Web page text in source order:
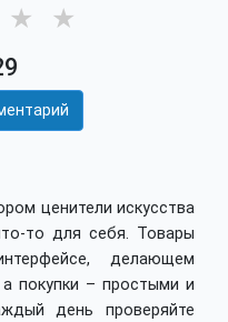
★ ★
ценители искусства
то для себя. Товары
делающем
покупки – простыми и
день проверяйте